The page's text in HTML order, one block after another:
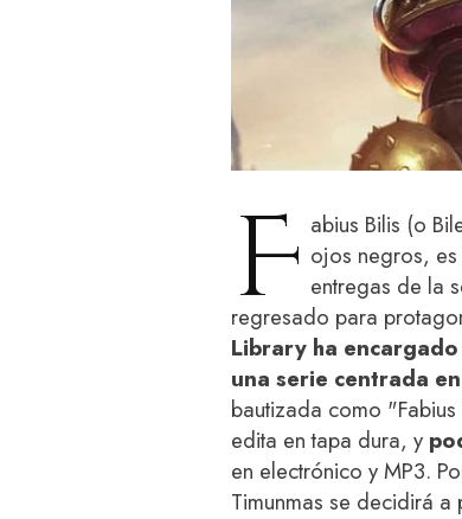
F abius Bilis (o
ojos negros,
entregas de la
regresado para
Library ha
una serie centrada
bautizada como
edita en tapa dura, y
en electrónico y MP3.
Timunmas se decidirá